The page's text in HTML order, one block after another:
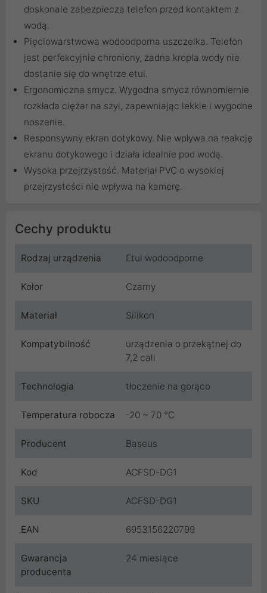
doskonale zabezpiecza telefon przed kontaktem z
wodą.
Pięciowarstwowa wodoodporna uszczelka. Telefon
jest perfekcyjnie chroniony, żadna kropla wody nie
dostanie się do wnętrze etui.
Ergonomiczna smycz. Wygodna smycz równomiernie
rozkłada ciężar na szyi, zapewniając lekkie i wygodne
noszenie.
Responsywny ekran dotykowy. Nie wpływa na reakcję
ekranu dotykowego i działa idealnie pod wodą.
Wysoka przejrzystość. Materiał PVC o wysokiej
przejrzystości nie wpływa na kamerę.
Cechy produktu
Rodzaj urządzenia Etui wodoodporne
Kolor Czarny
Materiał Silikon
Kompatybilność
urządzenia o przekątnej do
7,2 cali
Technologia tłoczenie na gorąco
Temperatura robocza -20 ~ 70 °C
Producent Baseus
Kod ACFSD-DG1
SKU ACFSD-DG1
EAN 6953156220799
Gwarancja
producenta
24 miesiące